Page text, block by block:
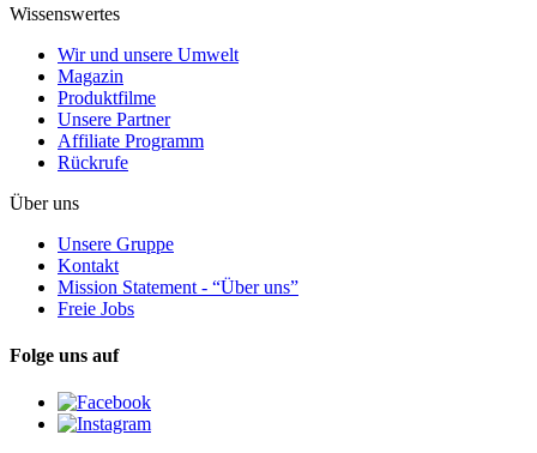
Wissenswertes
Wir und unsere Umwelt
Magazin
Produktfilme
Unsere Partner
Affiliate Programm
Rückrufe
Über uns
Unsere Gruppe
Kontakt
Mission Statement - “Über uns”
Freie Jobs
Folge uns auf